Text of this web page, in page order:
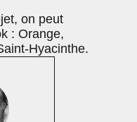
on peut
: Orange,
Hyacinthe.